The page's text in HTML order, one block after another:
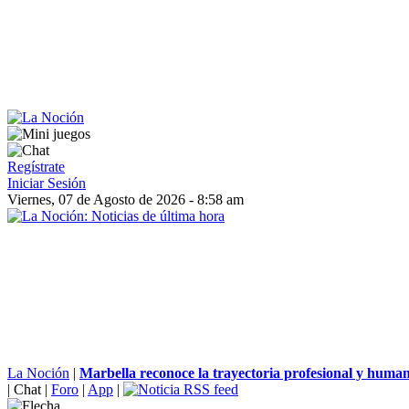
Regístrate
Iniciar Sesión
Viernes, 07 de Agosto de 2026 - 8:58 am
La Noción | Marbella reconoce la trayectoria profesional y
| Chat | Foro | App |